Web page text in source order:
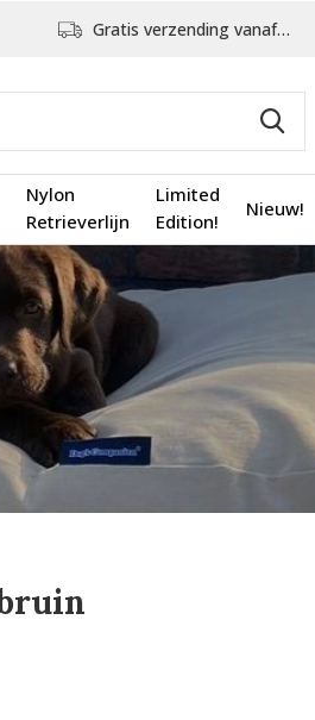
Nylon
Retrieverlijn
Limited
Edition!
Nieuw!
Gratis verzending vanaf €75,-